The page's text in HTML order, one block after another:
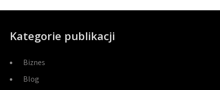
Kategorie publikacji
Biznes
Blog